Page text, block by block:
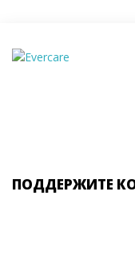
ПОДДЕРЖИТЕ